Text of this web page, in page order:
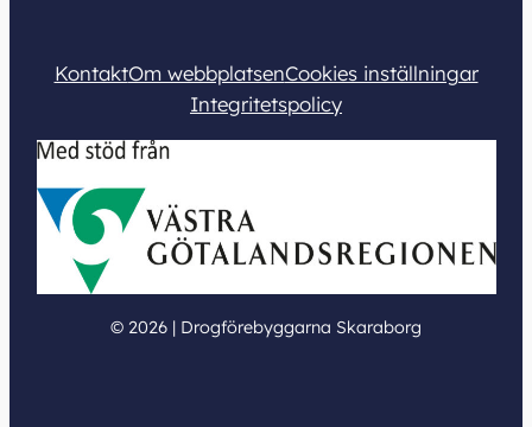
KontaktOm webbplatsenCookies inställningar
Integritetspolicy
© 2026 | Drogförebyggarna Skaraborg